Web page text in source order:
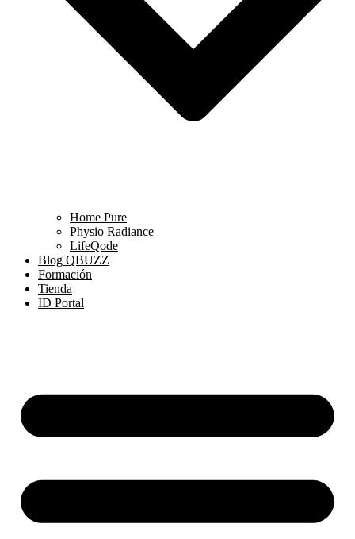
Home Pure
Physio Radiance
LifeQode
Blog QBUZZ
Formación
Tienda
ID Portal